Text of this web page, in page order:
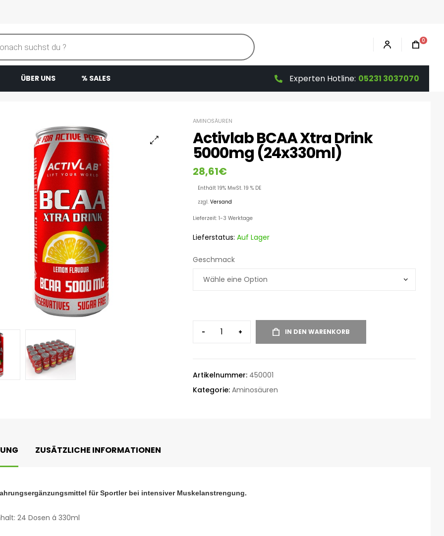
0
ÜBER UNS % SALES Experten Hotline: 05231 3037070
AMINOSÄUREN
Activlab BCAA Xtra Drink
5000mg (24x330ml)
28,61€
Enthält 19% MwSt. 19 % DE
zzgl. Versand
Lieferzeit: 1-3 Werktage
Lieferstatus: Auf Lager
Geschmack
- + IN DEN WARENKORB
Artikelnummer: 450001
Kategorie: Aminosäuren
ZUSÄTZLICHE INFORMATIONEN
für Sportler bei intensiver Muskelanstrengung.
24 Dosen á 330ml